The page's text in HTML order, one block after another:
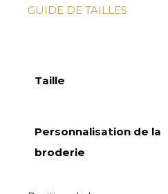
GUIDE DE TAILLES
Taille
Personnalisation de la
broderie